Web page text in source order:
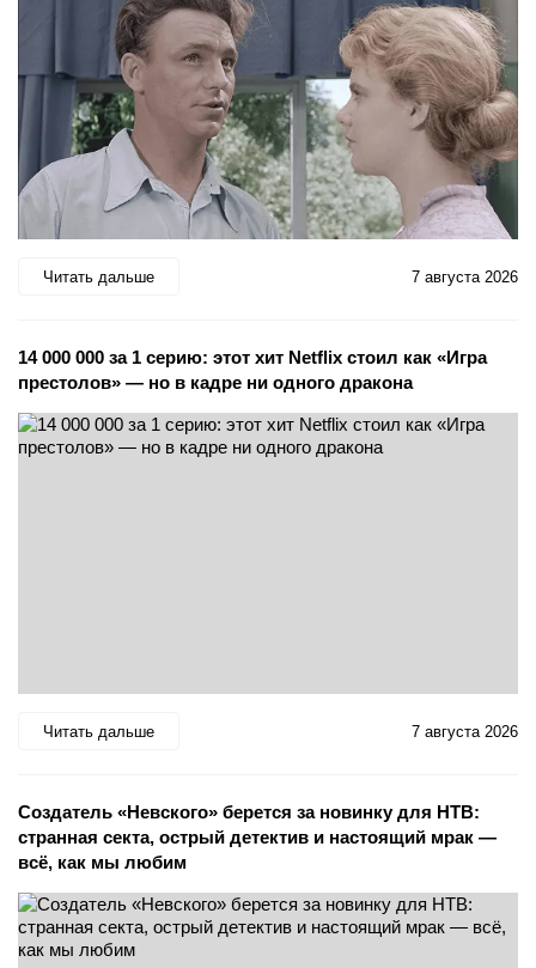
Читать дальше 7 августа 2026
14 000 000 за 1 серию: этот хит Netflix стоил как «Игра
престолов» — но в кадре ни одного дракона
Читать дальше 7 августа 2026
Создатель «Невского» берется за новинку для НТВ:
странная секта, острый детектив и настоящий мрак —
всё, как мы любим